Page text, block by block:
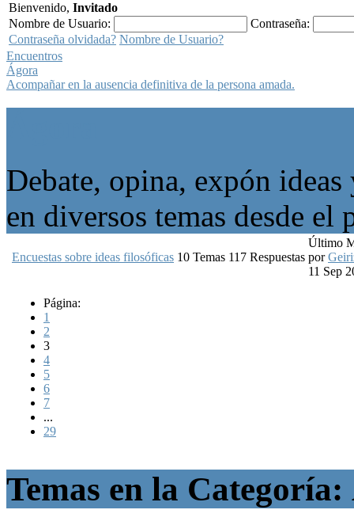
Bienvenido, Invitado
Nombre de Usuario:
Contraseña:
Contraseña olvidada? Nombre de Usuario?
Encuentros
Ágora
Acompañar en la ausencia definitiva de la persona amada.
Debate, opina, expón
en diversos temas desde
Encuestas sobre ideas filosóficas 10 Temas 117 Respuestas
Último
por
11 Sep
Página:
1
2
3
4
5
6
7
...
29
Temas en la